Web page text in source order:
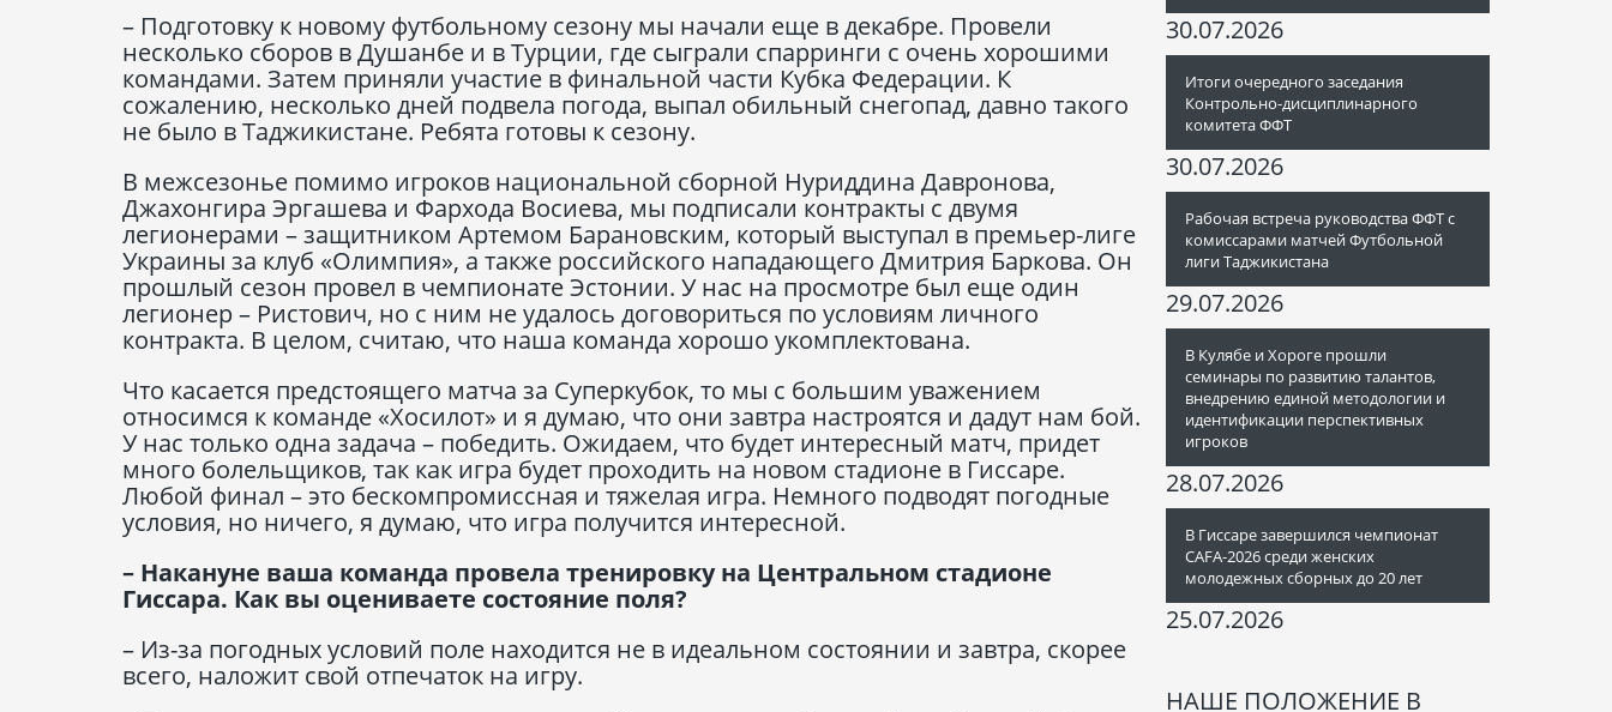
– Подготовку к новому футбольному сезону мы начали еще в декабре. Провели
несколько сборов в Душанбе и в Турции, где сыграли спарринги с очень хорошими
командами. Затем приняли участие в финальной части Кубка Федерации. К
сожалению, несколько дней подвела погода, выпал обильный снегопад, давно такого
не было в Таджикистане. Ребята готовы к сезону.
В межсезонье помимо игроков национальной сборной Нуриддина Давронова,
Джахонгира Эргашева и Фархода Восиева, мы подписали контракты с двумя
легионерами – защитником Артемом Барановским, который выступал в премьер-лиге
Украины за клуб «Олимпия», а также российского нападающего Дмитрия Баркова. Он
прошлый сезон провел в чемпионате Эстонии. У нас на просмотре был еще один
легионер – Ристович, но с ним не удалось договориться по условиям личного
контракта. В целом, считаю, что наша команда хорошо укомплектована.
Что касается предстоящего матча за Суперкубок, то мы с большим уважением
относимся к команде «Хосилот» и я думаю, что они завтра настроятся и дадут нам бой.
У нас только одна задача – победить. Ожидаем, что будет интересный матч, придет
много болельщиков, так как игра будет проходить на новом стадионе в Гиссаре.
Любой финал – это бескомпромиссная и тяжелая игра. Немного подводят погодные
условия, но ничего, я думаю, что игра получится интересной.
– Накануне ваша команда провела тренировку на Центральном стадионе
Гиссара. Как вы оцениваете состояние поля?
– Из-за погодных условий поле находится не в идеальном состоянии и завтра, скорее
всего, наложит свой отпечаток на игру.
30.07.2026
Итоги очередного заседания
Контрольно-дисциплинарного
комитета ФФТ
30.07.2026
Рабочая встреча руководства ФФТ с
комиссарами матчей Футбольной
лиги Таджикистана
29.07.2026
В Кулябе и Хороге прошли
семинары по развитию талантов,
внедрению единой методологии и
идентификации перспективных
игроков
28.07.2026
В Гиссаре завершился чемпионат
CAFA-2026 среди женских
молодежных сборных до 20 лет
25.07.2026
НАШЕ ПОЛОЖЕНИЕ В